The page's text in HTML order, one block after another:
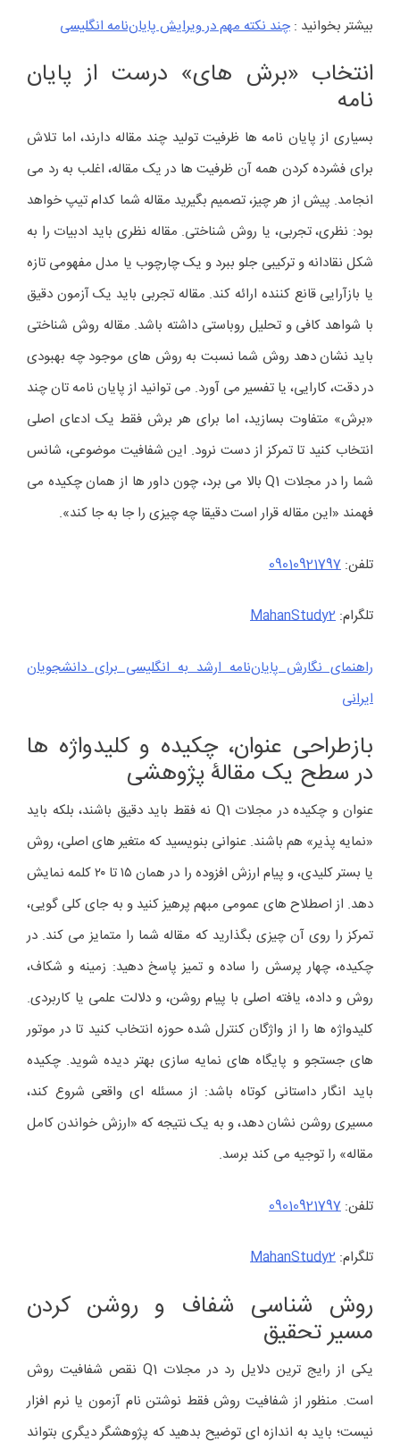
بیشتر بخوانید : چند نکته مهم در ویرایش پایان‌نامه‌ انگلیسی
انتخاب «برش های» درست از پایان
نامه
بسیاری از پایان نامه ها ظرفیت تولید چند مقاله دارند، اما تلاش
برای فشرده کردن همه آن ظرفیت ها در یک مقاله، اغلب به رد می
انجامد. پیش از هر چیز، تصمیم بگیرید مقاله شما کدام تیپ خواهد
بود: نظری، تجربی، یا روش شناختی. مقاله نظری باید ادبیات را به
شکل نقادانه و ترکیبی جلو ببرد و یک چارچوب یا مدل مفهومی تازه
یا بازآرایی قانع کننده ارائه کند. مقاله تجربی باید یک آزمون دقیق
با شواهد کافی و تحلیل روباستی داشته باشد. مقاله روش شناختی
باید نشان دهد روش شما نسبت به روش های موجود چه بهبودی
در دقت، کارایی، یا تفسیر می آورد. می توانید از پایان نامه تان چند
«برش» متفاوت بسازید، اما برای هر برش فقط یک ادعای اصلی
انتخاب کنید تا تمرکز از دست نرود. این شفافیت موضوعی، شانس
شما را در مجلات Q1 بالا می برد، چون داور ها از همان چکیده می
فهمند «این مقاله قرار است دقیقا چه چیزی را جا به جا کند».
تلفن: 09010921797
تلگرام: MahanStudy2
راهنمای نگارش پایان‌نامه ارشد به انگلیسی برای دانشجویان
ایرانی
بازطراحی عنوان، چکیده و کلیدواژه ها
در سطح یک مقالۀ پژوهشی
عنوان و چکیده در مجلات Q1 نه فقط باید دقیق باشند، بلکه باید
«نمایه پذیر» هم باشند. عنوانی بنویسید که متغیر های اصلی، روش
یا بستر کلیدی، و پیام ارزش افزوده را در همان ۱۵ تا ۲۰ کلمه نمایش
دهد. از اصطلاح های عمومی مبهم پرهیز کنید و به جای کلی گویی،
تمرکز را روی آن چیزی بگذارید که مقاله شما را متمایز می کند. در
چکیده، چهار پرسش را ساده و تمیز پاسخ دهید: زمینه و شکاف،
روش و داده، یافته اصلی با پیام روشن، و دلالت علمی یا کاربردی.
کلیدواژه ها را از واژگان کنترل شده حوزه انتخاب کنید تا در موتور
های جستجو و پایگاه های نمایه سازی بهتر دیده شوید. چکیده
باید انگار داستانی کوتاه باشد: از مسئله ای واقعی شروع کند،
مسیری روشن نشان دهد، و به یک نتیجه که «ارزش خواندن کامل
مقاله» را توجیه می کند برسد.
تلفن: 09010921797
تلگرام: MahanStudy2
روش شناسی شفاف و روشن کردن
مسیر تحقیق
یکی از رایج ترین دلایل رد در مجلات Q1 نقص شفافیت روش
است. منظور از شفافیت روش فقط نوشتن نام آزمون یا نرم افزار
نیست؛ باید به اندازه ای توضیح بدهید که پژوهشگر دیگری بتواند